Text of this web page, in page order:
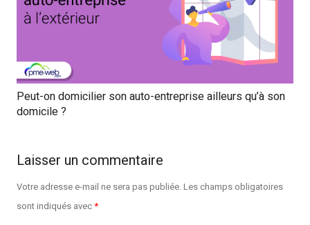
Peut-on domicilier son auto-entreprise ailleurs qu’à son
domicile ?
Laisser un commentaire
Votre adresse e-mail ne sera pas publiée.Les champs obligatoires
sont indiqués avec*